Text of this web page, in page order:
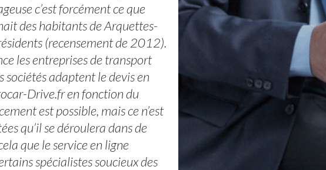
c’est forcément ce que
des habitants de Arquettes-
(recensement de 2012).
les entreprises de transport
sociétés adaptent le devis en
Drive.fr en fonction du
est possible, mais ce n’est
qu’il se déroulera dans de
que le service en ligne
spécialistes soucieux des